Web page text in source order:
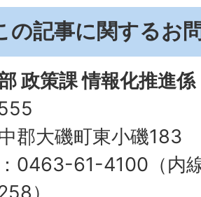
の記事に関するお
政策課 情報化推進係
郡大磯町東小磯183
0463-61-4100（内